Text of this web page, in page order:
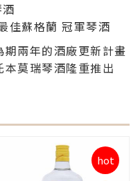
蘇格蘭 冠軍琴酒
兩年的酒廠更新計畫
莫瑞琴酒隆重推出
hot